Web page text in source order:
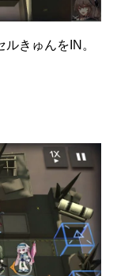
きゅんをIN。